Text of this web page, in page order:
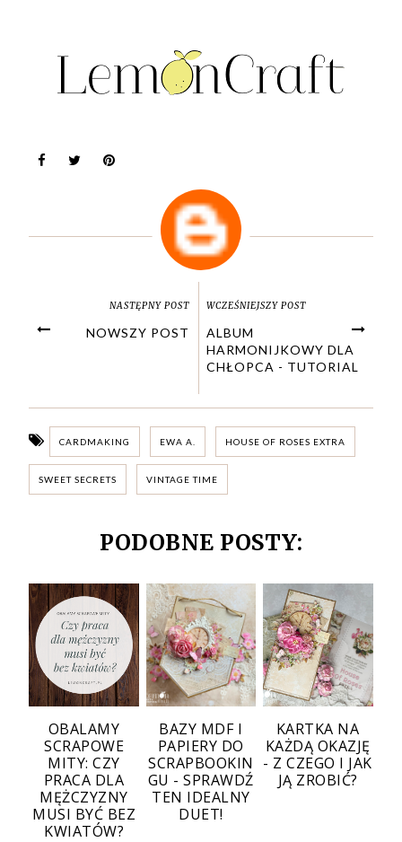
NASTĘPNY POST
NOWSZY POST
WCZEŚNIEJSZY POST
ALBUM
HARMONIJKOWY DLA
CHŁOPCA - TUTORIAL
CARDMAKING EWA A. HOUSE OF ROSES EXTRA
SWEET SECRETS VINTAGE TIME
PODOBNE POSTY:
OBALAMY
SCRAPOWE
MITY: CZY
PRACA DLA
MĘŻCZYZNY
MUSI BYĆ BEZ
KWIATÓW?
BAZY MDF I
PAPIERY DO
SCRAPBOOKIN
GU - SPRAWDŹ
TEN IDEALNY
DUET!
KARTKA NA
KAŻDĄ OKAZJĘ
- Z CZEGO I JAK
JĄ ZROBIĆ?